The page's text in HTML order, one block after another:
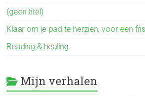
(geen titel)
Klaar om je pad te herzien, voor een
Reading & healing.
Mijn verhalen